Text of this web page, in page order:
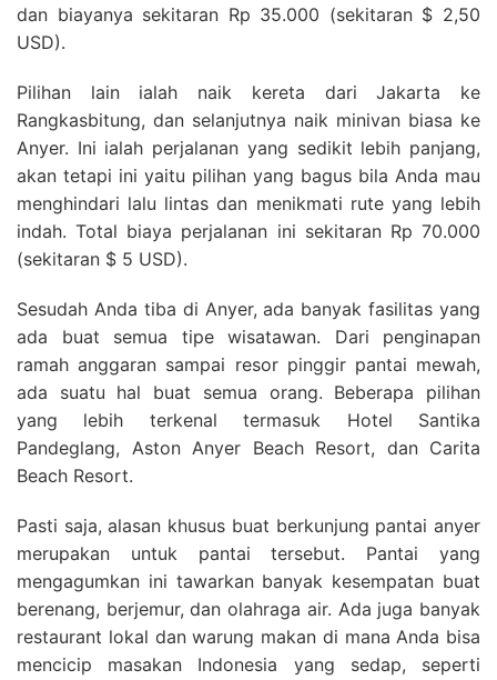
dan biayanya sekitaran Rp 35.000 (sekitaran $ 2,50
USD).
Pilihan lain ialah naik kereta dari Jakarta ke
Rangkasbitung, dan selanjutnya naik minivan biasa ke
Anyer. Ini ialah perjalanan yang sedikit lebih panjang,
akan tetapi ini yaitu pilihan yang bagus bila Anda mau
menghindari lalu lintas dan menikmati rute yang lebih
indah. Total biaya perjalanan ini sekitaran Rp 70.000
(sekitaran $ 5 USD).
Sesudah Anda tiba di Anyer, ada banyak fasilitas yang
ada buat semua tipe wisatawan. Dari penginapan
ramah anggaran sampai resor pinggir pantai mewah,
ada suatu hal buat semua orang. Beberapa pilihan
yang lebih terkenal termasuk Hotel Santika
Pandeglang, Aston Anyer Beach Resort, dan Carita
Beach Resort.
Pasti saja, alasan khusus buat berkunjung pantai anyer
merupakan untuk pantai tersebut. Pantai yang
mengagumkan ini tawarkan banyak kesempatan buat
berenang, berjemur, dan olahraga air. Ada juga banyak
restaurant lokal dan warung makan di mana Anda bisa
mencicip masakan Indonesia yang sedap, seperti